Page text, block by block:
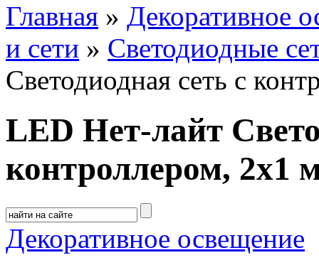
Главная » Декоративное
и сети » Светодиодные
Светодиодная сеть с
LED Нет-лайт
контроллером, 2х1
Декоративное освещение